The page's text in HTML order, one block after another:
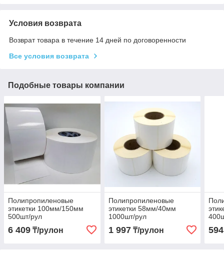
Условия возврата
Возврат товара в течение 14 дней по договоренности
Все условия возврата
Подобные товары компании
Полипропиленовые
этикетки 100мм/150мм
500шт/рул
6 409 ₸/рулон
Полипропиленовые
этикетки 58мм/40мм
1000шт/рул
1 997₸/рулон 594